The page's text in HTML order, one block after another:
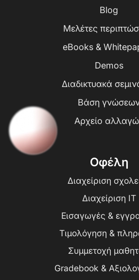
Blog
Μελέτες
eBooks &
Demos
Διαδικτυακά
Βάση
Αρχείο
Οφέλη
Διαχείριση
Διαχείριση IT
Εισαγωγές &
Τιμολόγηση &
Συμμετοχή
Gradebook &